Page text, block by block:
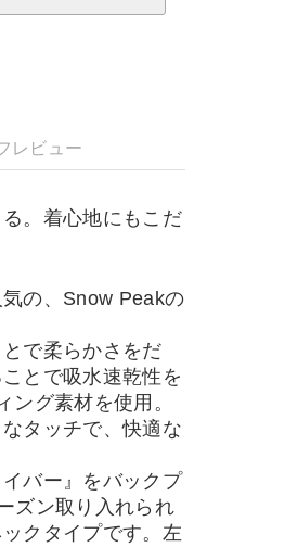
レビュー
。着心地にもこだ
の、Snow Peakの
で柔らかさをだ
とで吸水速乾性を
グ素材を使用。
タッチで、快適な
バー』をバックプ
ズン取り入れられ
クタイプです。左